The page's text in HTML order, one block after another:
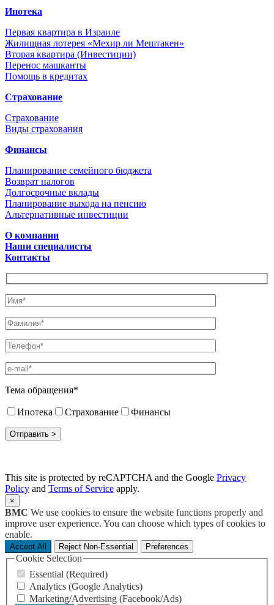
Ипотека
Первая квартира в Израиле
Жилищная лотерея «Мехир ли Мештакен»
Вторая квартира (Инвестиции)
Перенос машканты
Помощь в кредитах
Страхование
Страхование
Виды страхования
Финансы
Планирование семейного бюджета
Возврат налогов
Долгосрочные вклады
Планирование выхода на пенсию
Альтернативные инвестиции
О компании
Наши специалисты
Контакты
Тема обращения*
Ипотека Страхование Финансы
This site is protected by reCAPTCHA and the Google Privacy
Policy and Terms of Service apply.
×
BMC We use cookies to ensure the website functions properly and
improve user experience. You can choose which types of cookies to
enable.
Accept All Reject Non-Essential Preferences
Cookie Selection
Essential (Required)
Analytics (Google Analytics)
Marketing/Advertising (Facebook/Ads)